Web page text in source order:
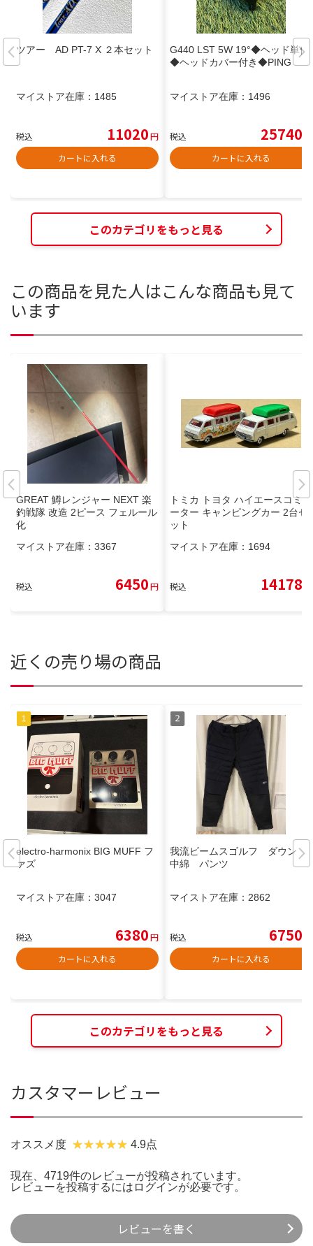
ツアー AD PT-7 X ２本セット
マイストア在庫： 1485
税込 11020円
カートに入れる
G440 LST 5W 19°◆ヘッド単体
◆ヘッドカバー付き◆PING
マイストア在庫： 1496
税込 25740
カートに入れる
このカテゴリをもっと見る
この商品を見た人はこんな商品も見て
います
GREAT 鱒レンジャー NEXT 楽
釣戦隊 改造 2ピース フェルール
化
マイストア在庫： 3367
税込 6450円
トミカ トヨタ ハイエースコミュ
ーター キャンピングカー 2台セ
ット
マイストア在庫： 1694
税込 14178
近くの売り場の商品
electro-harmonix BIG MUFF フ
ァズ
マイストア在庫： 3047
税込 6380円
カートに入れる
我流ビームスゴルフ ダウン
中綿 パンツ
マイストア在庫： 2862
税込 6750
カートに入れる
このカテゴリをもっと見る
カスタマーレビュー
オススメ度 4.9点
現在、4719件のレビューが投稿されています。
レビューを投稿するには ログインが必要です。
レビューを書く